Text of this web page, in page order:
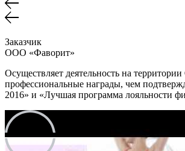
Заказчик
ООО «Фаворит»
Осуществляет деятельность на
профессиональные награды, чем
2016» и «Лучшая программа лояльности